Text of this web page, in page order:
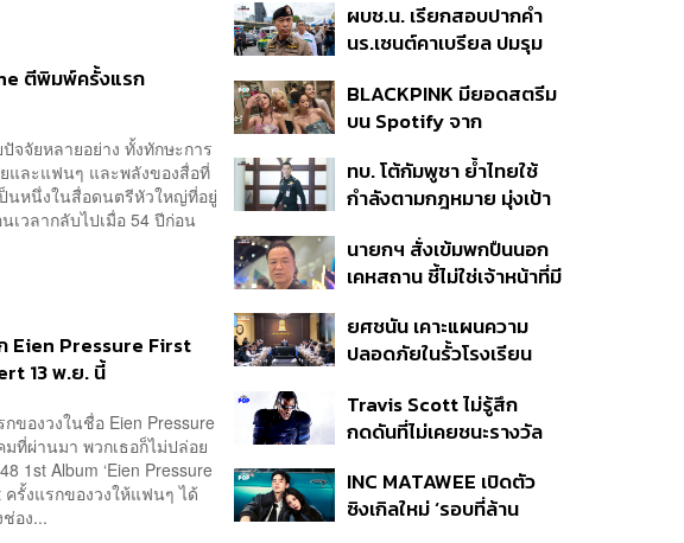
ตีพิมพ์ครั้งแรก
จจัยหลายอย่าง ทั้งทักษะการ
และแฟนๆ และพลังของสื่อที่
นหนึ่งในสื่อดนตรีหัวใหญ่ที่อยู่
วลากลับไปเมื่อ 54 ปีก่อน
Eien Pressure First
13 พ.ย. นี้
ของวงในชื่อ Eien Pressure
ที่ผ่านมา พวกเธอก็ไม่ปล่อย
1st Album ‘Eien Pressure
ครั้งแรกของวงให้แฟนๆ ได้
อง...
ถามมีต่อไหม นายกฯ ตอบ
‘เดี๋ยวจะพยายาม’
ผบช.น. เรียกสอบปากคำ
นร.เซนต์คาเบรียล ปมรุม
ดำเนินคดีแล้ว
BLACKPINK มียอดสตรีม
บน Spotify จาก
ครั้ง ตลอด 10 ปีที่ผ่านมา
ทบ. โต้กัมพูชา ย้ำไทยใช้
กำลังตามกฎหมาย มุ่งเป้า
หายไทยไม่อาจลบด้วย
ข้อมูลบิดเบือน
นายกฯ สั่งเข้มพกปืนนอก
เคหสถาน ชี้ไม่ใช่เจ้าหน้าที่มี
ก่อเหตุ เจ้าของร่วมรับผิด
ยศชนัน เคาะแผนความ
ปลอดภัยในรั้วโรงเรียน
ดูแล-คุมเข้มคัดกรองสิ่ง
ผิดกฎหมาย
Travis Scott ไม่รู้สึก
กดดันที่ไม่เคยชนะรางวัล
แล้ว 10 ครั้ง
INC MATAWEE เปิดตัว
ซิงเกิลใหม่ ‘รอบที่ล้าน